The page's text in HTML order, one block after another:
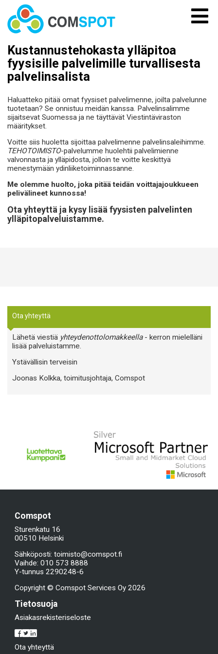
content
Kustannustehokasta ylläpitoa
fyysisille palvelimille turvallisesta
palvelinsalista
Haluatteko pitää omat fyysiset palvelimenne, joilta palvelunne
tuotetaan? Se onnistuu meidän kanssa. Palvelinsalimme
sijaitsevat Suomessa ja ne täyttävät Viestintäviraston
määritykset.
Voitte siis huoletta sijoittaa palvelimenne palvelinsaleihimme.
TEHOTOIMISTO-palvelumme huolehtii palvelimienne
valvonnasta ja ylläpidosta, jolloin te voitte keskittyä
menestymään ydinliiketoiminnassanne.
Me olemme huolto, joka pitää teidän voittajajoukkueen
pelivälineet kunnossa!
Ota yhteyttä ja kysy lisää fyysisten palvelinten
ylläpitopalveluistamme.
Ota yhteyttä
Lähetä viestiä yhteydenottolomakkeella- kerron mielelläni
lisää palveluistamme.
Ystävällisin terveisin
Joonas Kolkka, toimitusjohtaja, Comspot
Comspot
Sturenkatu 16
00510 Helsinki
Sähköposti: toimisto@comspot.fi
Vaihde: 010 573 8888
Y-tunnus 2290248-6
Copyright © Comspot Services Oy 2026
Tietosuoja
Asiakasrekisteriseloste
Ota yhteyttä